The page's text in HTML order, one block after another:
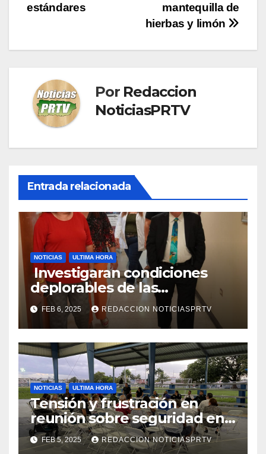
mantequilla de
hierbas y limón
estándares
Por Redaccion
NoticiasPRTV
Entrada relacionada
NOTICIAS ULTIMA HORA
Investigaran condiciones
deplorables de las
facilidades el Departamento
de la Salud en Mayagüez
FEB 6, 2025 REDACCION NOTICIASPRTV
NOTICIAS ULTIMA HORA
Tensión y frustración en
reunión sobre seguridad en
Reparto Metropolitano
FEB 5, 2025 REDACCION NOTICIASPRTV